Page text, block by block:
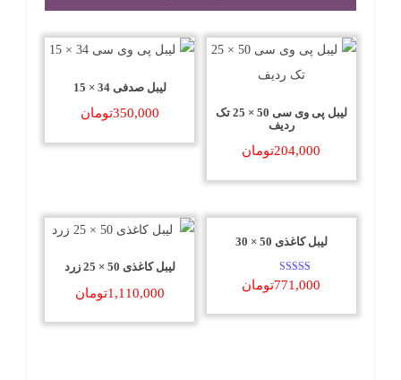
لیبل پی وی سی 50 × 25 تک
ردیف
204,000تومان
لیبل صدفی 34 × 15
350,000تومان
لیبل کاغذی 50 × 30
امتیاز
5.00
771,000تومان
لیبل کاغذی 50 × 25 زرد
1,110,000تومان